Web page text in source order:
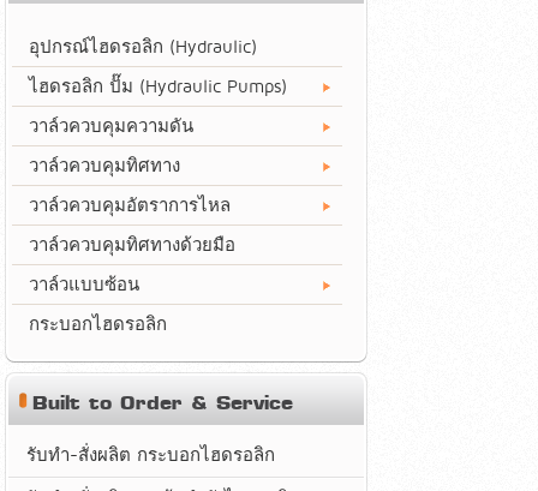
อุปกรณ์ไฮดรอลิก (Hydraulic)
ไฮดรอลิก ปั๊ม (Hydraulic Pumps)
วาล์วควบคุมความดัน
วาล์วควบคุมทิศทาง
วาล์วควบคุมอัตราการไหล
วาล์วควบคุมทิศทางด้วยมือ
วาล์วแบบซ้อน
กระบอกไฮดรอลิก
Built to Order & Service
รับทำ-สั่งผลิต กระบอกไฮดรอลิก